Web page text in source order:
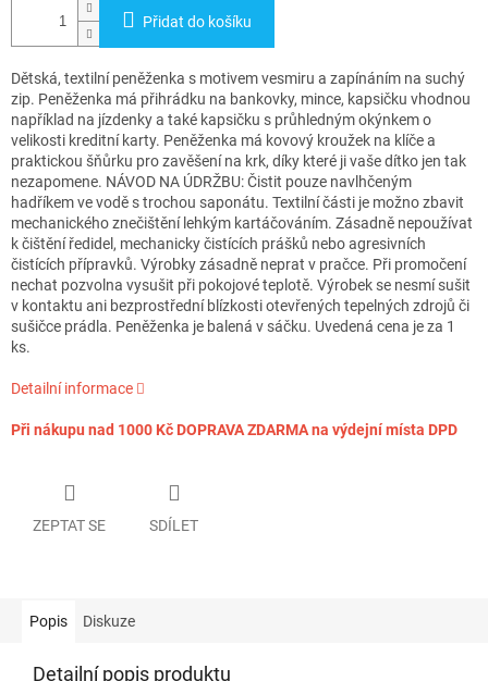
Přidat do košíku
Dětská, textilní peněženka s motivem vesmiru a zapínáním na suchý
zip. Peněženka má přihrádku na bankovky, mince, kapsičku vhodnou
například na jízdenky a také kapsičku s průhledným okýnkem o
velikosti kreditní karty. Peněženka má kovový kroužek na klíče a
praktickou šňůrku pro zavěšení na krk, díky které ji vaše dítko jen tak
nezapomene. NÁVOD NA ÚDRŽBU: Čistit pouze navlhčeným
hadříkem ve vodě s trochou saponátu. Textilní části je možno zbavit
mechanického znečištění lehkým kartáčováním. Zásadně nepoužívat
k čištění ředidel, mechanicky čistících prášků nebo agresivních
čistících přípravků. Výrobky zásadně neprat v pračce. Při promočení
nechat pozvolna vysušit při pokojové teplotě. Výrobek se nesmí sušit
v kontaktu ani bezprostřední blízkosti otevřených tepelných zdrojů či
sušičce prádla. Peněženka je balená v sáčku. Uvedená cena je za 1
ks.
Detailní informace
Při nákupu nad 1000 Kč DOPRAVA ZDARMA na výdejní místa DPD
ZEPTAT SE SDÍLET
Popis Diskuze
Detailní popis produktu